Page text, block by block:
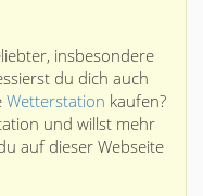
insbesondere
du dich auch
Wetterstation kaufen?
und willst mehr
auf dieser Webseite